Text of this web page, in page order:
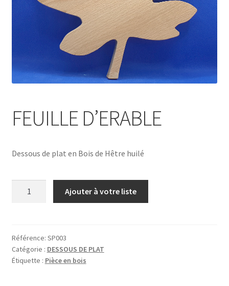
FEUILLE D’ERABLE
Dessous de plat en Bois de Hêtre huilé
Ajouter à votre liste
Référence: SP003
Catégorie : DESSOUS DE PLAT
Étiquette : Pièce en bois